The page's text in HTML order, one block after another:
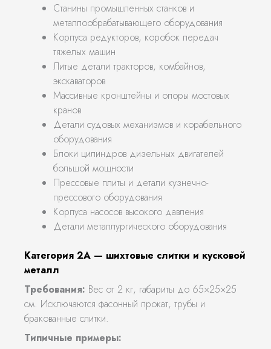
Станины промышленных станков и
металлообрабатывающего оборудования
Корпуса редукторов, коробок передач
тяжелых машин
Литые детали тракторов, комбайнов,
экскаваторов
Массивные кронштейны и опоры мостовых
кранов
Детали судовых механизмов и корабельного
оборудования
Блоки цилиндров дизельных двигателей
большой мощности
Прессовые плиты и детали кузнечно-
прессового оборудования
Корпуса насосов высокого давления
Детали металлургического оборудования
Категория 2А — шихтовые слитки и кусковой
металл
Требования: Вес от 2 кг, габариты до 65×25×25
см. Исключаются фасонный прокат, трубы и
бракованные слитки.
Типичные примеры: